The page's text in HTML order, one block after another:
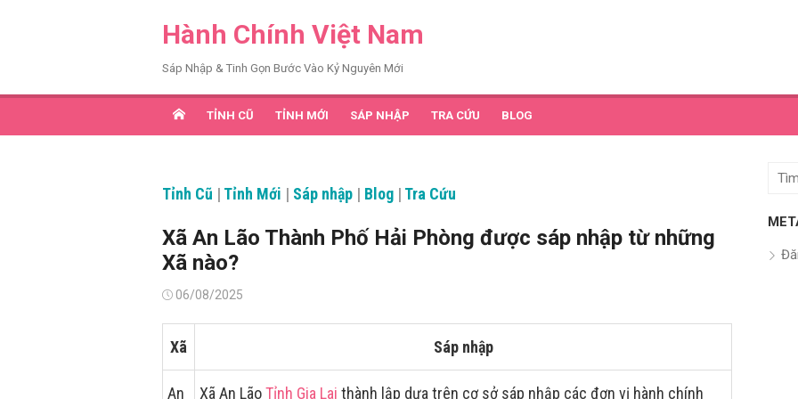
Hành Chính Việt Nam
Sáp Nhập & Tinh Gọn Bước Vào Kỷ Nguyên Mới
TỈNH CŨ TỈNH MỚI SÁP NHẬP TRA CỨU BLOG
Tỉnh Cũ | Tỉnh Mới | Sáp nhập | Blog | Tra Cứu
Xã An Lão Thành Phố Hải Phòng được sáp nhập từ những
Xã nào?
Đăng06/08/2025
Xã Sáp nhập
An
Xã An LãoTỉnh Gia Lai thành lập dựa trên cơ sở sáp nhập các đơn vị hành chính
Tìm
quả